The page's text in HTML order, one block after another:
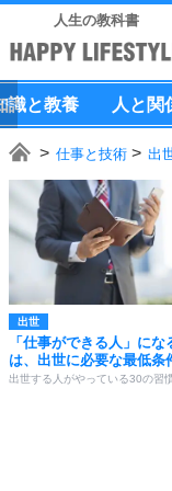
人生の教科書
識と教養 人 と 関
仕事と技術 出
出世
「仕事ができる人」にな
は、出世に必要な最低条
出世する人がやっている30の習